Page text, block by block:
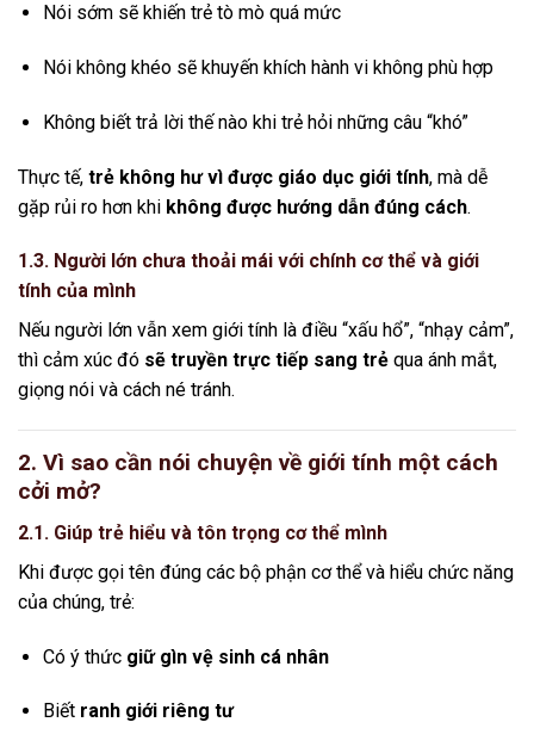
Nói sớm sẽ khiến trẻ tò mò quá mức
Nói không khéo sẽ khuyến khích hành vi không phù hợp
Không biết trả lời thế nào khi trẻ hỏi những câu “khó”
Thực tế, trẻ không hư vì được giáo dục giới tính, mà dễ
gặp rủi ro hơn khi không được hướng dẫn đúng cách.
1.3. Người lớn chưa thoải mái với chính cơ thể và giới
tính của mình
Nếu người lớn vẫn xem giới tính là điều “xấu hổ”, “nhạy cảm”,
thì cảm xúc đó sẽ truyền trực tiếp sang trẻ qua ánh mắt,
giọng nói và cách né tránh.
2. Vì sao cần nói chuyện về giới tính một cách
cởi mở?
2.1. Giúp trẻ hiểu và tôn trọng cơ thể mình
Khi được gọi tên đúng các bộ phận cơ thể và hiểu chức năng
của chúng, trẻ:
Có ý thức giữ gìn vệ sinh cá nhân
Biết ranh giới riêng tư